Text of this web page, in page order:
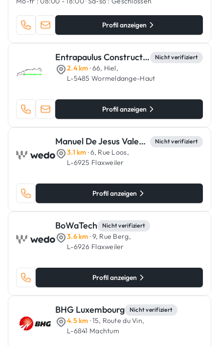
Profil anzeigen
Entrapaulus Construction Nicht verifiziert
2.4 km · 66, Hiel,
L-5485 Wormeldange-Haut
Profil anzeigen
Manuel De Jesus Valente Nicht verifiziert
3.1 km · 6, Rue Loos,
L-6925 Flaxweiler
Profil anzeigen
BoWaTech Nicht verifiziert
3.6 km · 9, Rue Berg,
L-6926 Flaxweiler
Profil anzeigen
BHG Luxembourg Nicht verifiziert
4.5 km · 15, Route du Vin,
L-6841 Machtum